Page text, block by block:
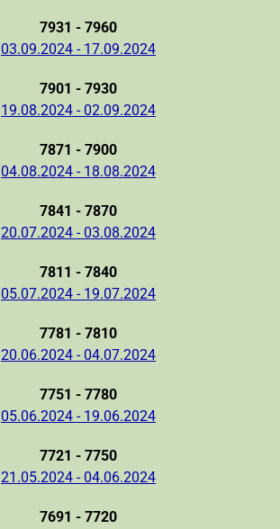
7931 - 7960
03.09.2024 - 17.09.2024
7901 - 7930
19.08.2024 - 02.09.2024
7871 - 7900
04.08.2024 - 18.08.2024
7841 - 7870
20.07.2024 - 03.08.2024
7811 - 7840
05.07.2024 - 19.07.2024
7781 - 7810
20.06.2024 - 04.07.2024
7751 - 7780
05.06.2024 - 19.06.2024
7721 - 7750
21.05.2024 - 04.06.2024
7691 - 7720